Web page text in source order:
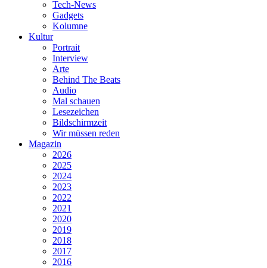
Tech-News
Gadgets
Kolumne
Kultur
Portrait
Interview
Arte
Behind The Beats
Audio
Mal schauen
Lesezeichen
Bildschirmzeit
Wir müssen reden
Magazin
2026
2025
2024
2023
2022
2021
2020
2019
2018
2017
2016